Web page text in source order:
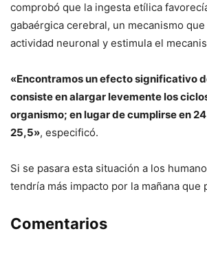
comprobó que la ingesta etílica
gabaérgica cerebral, un mecanismo
actividad neuronal y estimula el
«Encontramos un efecto significativo
consiste en alargar levemente los
organismo; en lugar de cumplirse en
25,5», especificó.
Si se pasara esta situación a los
tendría más impacto por la mañana que
Comentarios